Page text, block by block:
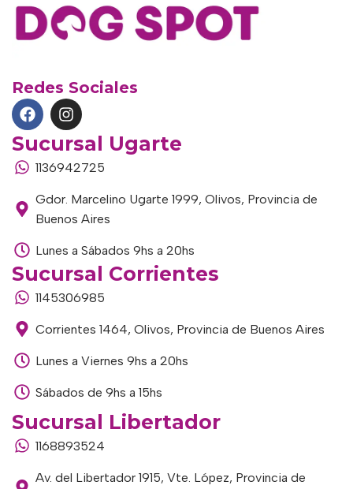
Redes Sociales
Sucursal Ugarte
1136942725
Gdor. Marcelino Ugarte 1999, Olivos, Provincia de
Buenos Aires
Lunes a Sábados 9hs a 20hs
Sucursal Corrientes
1145306985
Corrientes 1464, Olivos, Provincia de Buenos Aires
Lunes a Viernes 9hs a 20hs
Sábados de 9hs a 15hs
Sucursal Libertador
1168893524
Av. del Libertador 1915, Vte. López, Provincia de